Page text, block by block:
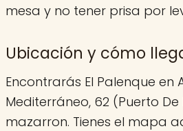
mesa y no tener prisa por
Ubicación y cómo
Encontrarás El Palenque en
Mediterráneo, 62 (Puerto
mazarron. Tienes el mapa